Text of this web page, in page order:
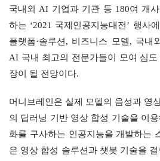
국내외 AI 기업과 기관 등 180여 개
하는 ‘2021 국제인공지능대전’ 행사
플랫폼·솔루션, 비즈니스 모델, 국내
AI 국내 최고의 전문가들이 모여 심
장이 될 전망이다.
머니브레인은 실제 모델의 음성과 영
의 딥러닝 기반 영상 합성 기술을 이
화를 구사하는 인공지능을 개발하는
은 영상 합성 솔루션과 챗봇 기술을